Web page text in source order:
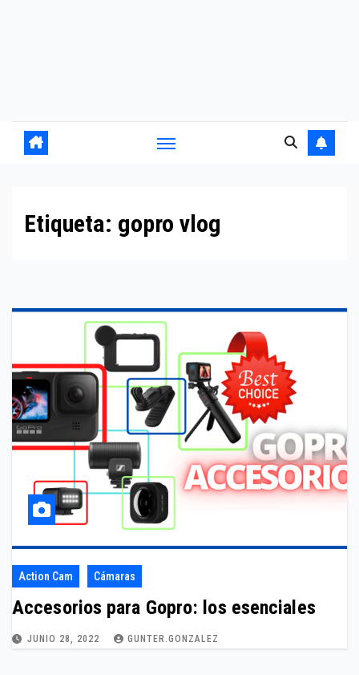
Etiqueta: gopro vlog
Action Cam Cámaras
Accesorios para Gopro: los esenciales
JUNIO 28, 2022 GUNTER.GONZALEZ